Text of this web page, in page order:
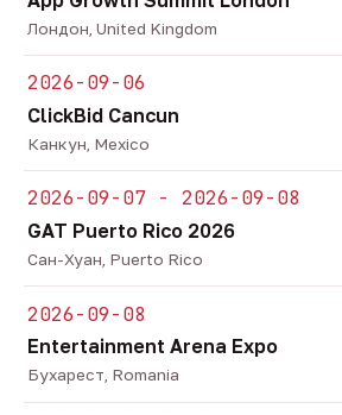
Лондон, United Kingdom
2026-09-06
ClickBid Cancun
Канкун, Mexico
2026-09-07 - 2026-09-08
GAT Puerto Rico 2026
Сан-Хуан, Puerto Rico
2026-09-08
Entertainment Arena Expo
Бухарест, Romania